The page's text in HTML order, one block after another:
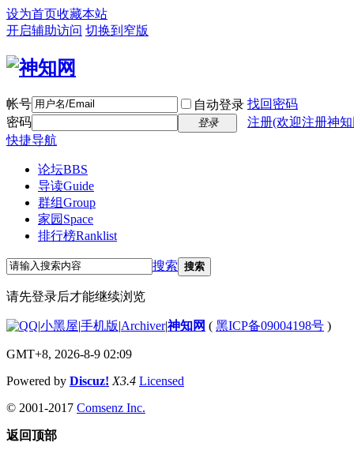
设为首页收藏本站
开启辅助访问 切换到窄版
帐号 自动登录 找回密码
密码
登录
注册(欢迎注册神
快捷导航
论坛BBS
导读Guide
群组Group
家园 Space
排行榜Ranklist
搜索 搜索
请先登录后才能继续浏览
|小黑屋|手机版|Archiver|神知网 ( 黑ICP备09004198号 )
GMT+8, 2026-8-9 02:09
Powered by Discuz! X3.4 Licensed
© 2001-2017 Comsenz Inc.
返回顶部